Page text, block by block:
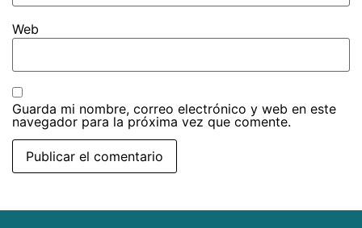
Web
Guarda mi nombre, correo electrónico y web en este
navegador para la próxima vez que comente.